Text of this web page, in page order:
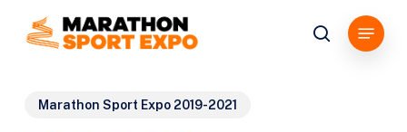
search
Menu
Marathon Sport Expo 2019-2021